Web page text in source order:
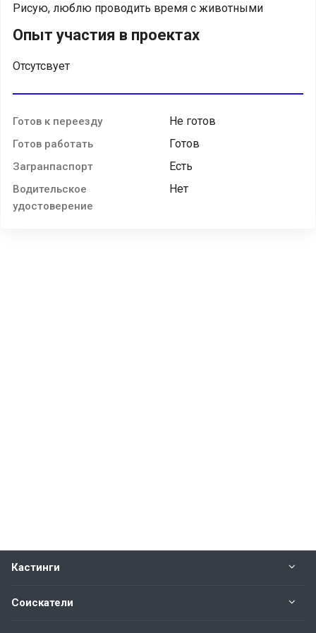
Рисую, люблю проводить время с животными
Опыт участия в проектах
Отсутсвует
Готов к переезду Не готов
Готов работать Готов
Загранпаспорт Есть
Водительское
удостоверение
Нет
Кастинги
Соискатели